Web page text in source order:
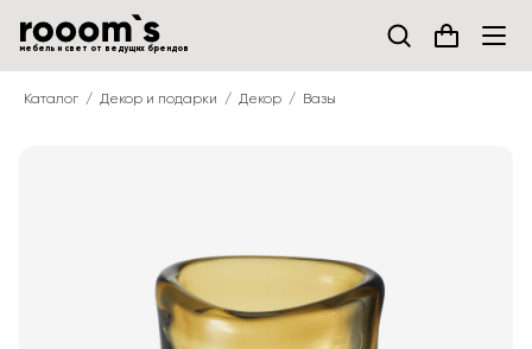
мебель и свет от ведущих брендов
Каталог Декор и подарки Декор Вазы